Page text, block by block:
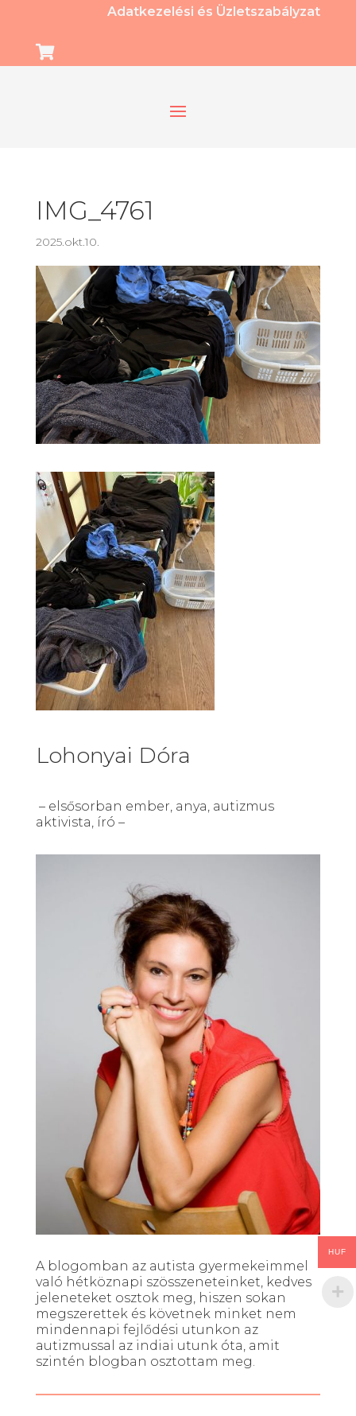
Adatkezelési és Üzletszabályzat

IMG_4761
2025.okt.10.
Lohonyai Dóra
– elsősorban ember, anya, autizmus
aktivista, író –
A blogomban az autista gyermekeimmel
való hétköznapi szösszeneteinket, kedves
jeleneteket osztok meg, hiszen sokan
megszerettek és követnek minket nem
mindennapi fejlődési utunkon az
autizmussal az indiai utunk óta, amit
szintén blogban osztottam meg.
HUF